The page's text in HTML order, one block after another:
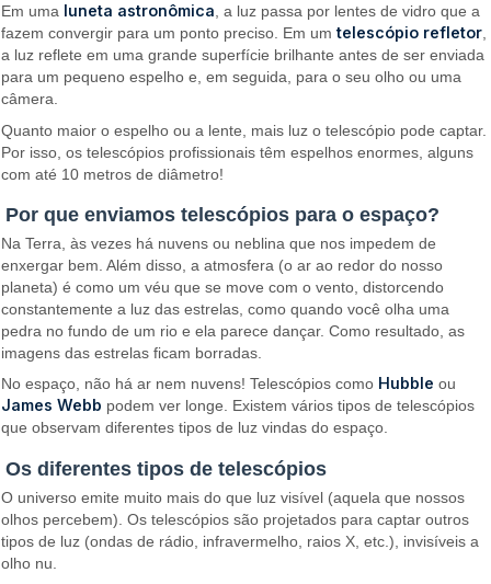
Em uma luneta astronômica , a luz passa por lentes de vidro que a
fazem convergir para um ponto preciso. Em umtelescópio refletor
a luz reflete em uma grande superfície brilhante antes de ser enviada
para um pequeno espelho e, em seguida, para o seu olho ou uma
câmera.
Quanto maior o espelho ou a lente, mais luz o telescópio pode captar.
Por isso, os telescópios profissionais têm espelhos enormes, alguns
com até 10 metros de diâmetro!
Por que enviamos telescópios para o espaço?
Na Terra, às vezes há nuvens ou neblina que nos impedem de
enxergar bem. Além disso, a atmosfera (o ar ao redor do nosso
planeta) é como um véu que se move com o vento, distorcendo
constantemente a luz das estrelas, como quando você olha uma
pedra no fundo de um rio e ela parece dançar. Como resultado, as
imagens das estrelas ficam borradas.
No espaço, não há ar nem nuvens! Telescópios como Hubble ou
James Webb podem ver longe. Existem vários tipos de telescópios
que observam diferentes tipos de luz vindas do espaço.
Os diferentes tipos de telescópios
O universo emite muito mais do que luz visível (aquela que nossos
olhos percebem). Os telescópios são projetados para captar outros
tipos de luz (ondas de rádio, infravermelho, raios X, etc.), invisíveis a
olho nu.